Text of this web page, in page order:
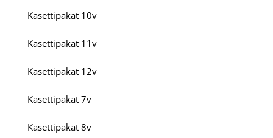
Kasettipakat 10v
Kasettipakat 11v
Kasettipakat 12v
Kasettipakat 7v
Kasettipakat 8v